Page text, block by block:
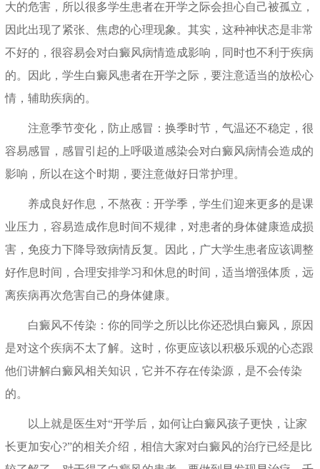
大的危害，所以很多学生患者在开学之际会担心自己被孤立，
因此出现了紧张、焦虑的心理现象。其实，这种神状态是非常
不好的，很容易会对白癜风病情造成影响，同时也不利于疾病
的。因此，学生白癜风患者在开学之际，要注意适当的放松心
情，辅助疾病的。
注意季节变化，防止感冒：换季时节，气温还不稳定，很
容易感冒，感冒引起的上呼吸道感染会对白癜风病情会造成的
影响，所以在这个时期，要注意做好日常护理。
养成良好作息，不熬夜：开学季，学生们迎来更多的是课
业压力，容易造成作息时间不规律，对患者的身体健康造成损
害，免疫力下降导致病情反复。因此，广大学生患者应该调整
好作息时间，合理安排学习和休息的时间，适当增强体质，远
离疾病再次危害自己的身体健康。
白癜风不传染：你的同学之所以比你还恐惧白癜风，原因
是对这个疾病不太了解。这时，你更应该以积极乐观的心态跟
他们讲解白癜风相关知识，它并不存在传染源，是不会传染
的。
以上就是医生对“开学后，如何让白癜风孩子更快，让家
长更加安心?”的相关介绍，相信大家对白癜风的治疗已经是比